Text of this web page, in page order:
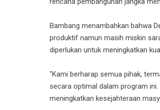
Bambang menambahkan bahwa
produktif namun masih miskin
diperlukan untuk meningkatkan
"Kami berharap semua pihak,
secara optimal dalam program
meningkatkan kesejahteraan